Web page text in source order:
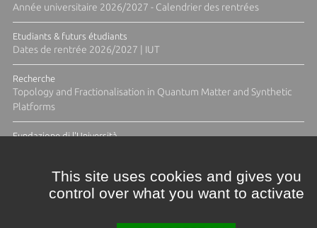
Année universitaire 2026/2027 - Calendrier des rentrées
Etudiants & futurs étudiants
Dates de rentrée 2026/2027 | IUT
Recherche
Topology and Fractionalisation in Quantum Matter and Synthetic
Platforms
Fundazione di l'Università
This site uses cookies and gives you
control over what you want to activate